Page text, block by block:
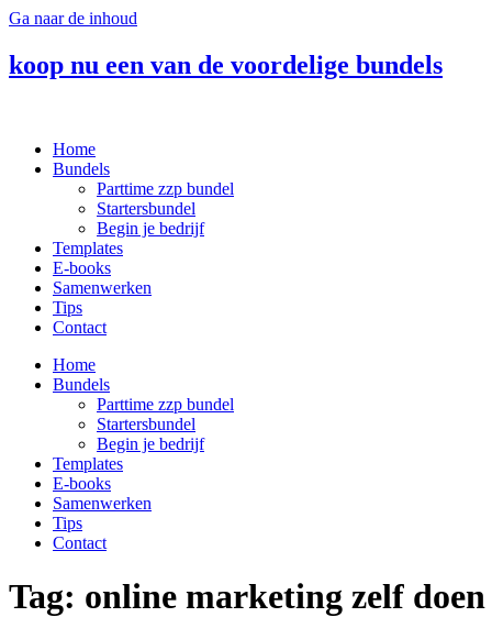
Ga naar de inhoud
koop nu een van de voordelige bundels
Home
Bundels
Parttime zzp bundel
Startersbundel
Begin je bedrijf
Templates
E-books
Samenwerken
Tips
Contact
Home
Bundels
Parttime zzp bundel
Startersbundel
Begin je bedrijf
Templates
E-books
Samenwerken
Tips
Contact
Tag: online marketing zelf doen